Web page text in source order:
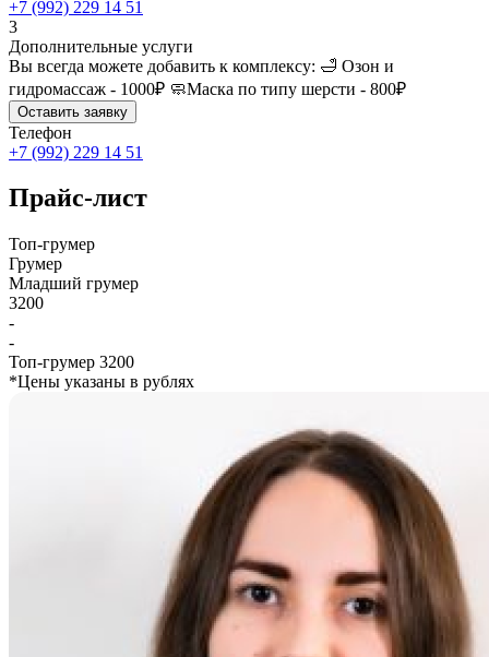
+7 (992) 229 14 51
3
Дополнительные услуги
Вы всегда можете добавить к комплексу: 🛁 Озон и
гидромассаж - 1000₽ 🧼Маска по типу шерсти - 800₽
Оставить заявку
Телефон
+7 (992) 229 14 51
Прайс-лист
Топ-грумер
Грумер
Младший грумер
3200
-
-
Топ-грумер 3200
*Цены указаны в рублях